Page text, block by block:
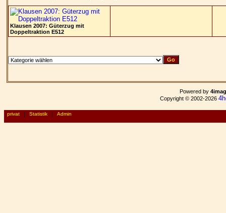
Klausen 2007: Güterzug mit
Doppeltraktion E512
Powered by
Copyright © 2002-2026
privat | Statistik | Admin